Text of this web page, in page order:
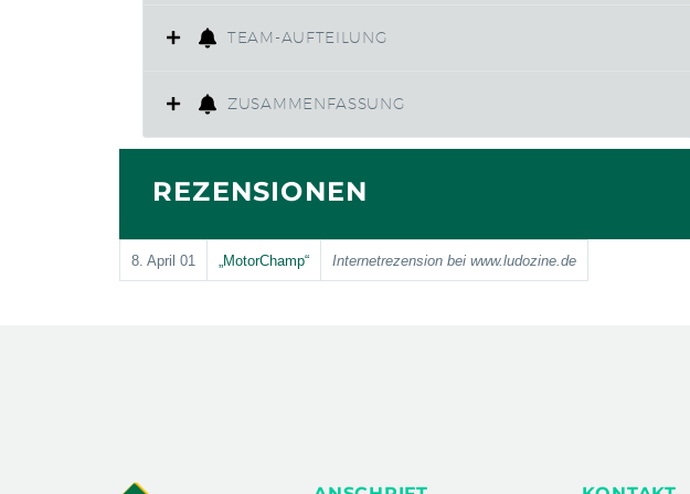
TEAM-AUFTEILUNG
ZUSAMMENFASSUNG
REZENSIONEN
8. April 01 „MotorChamp“ Internetrezension bei www.ludozine.de